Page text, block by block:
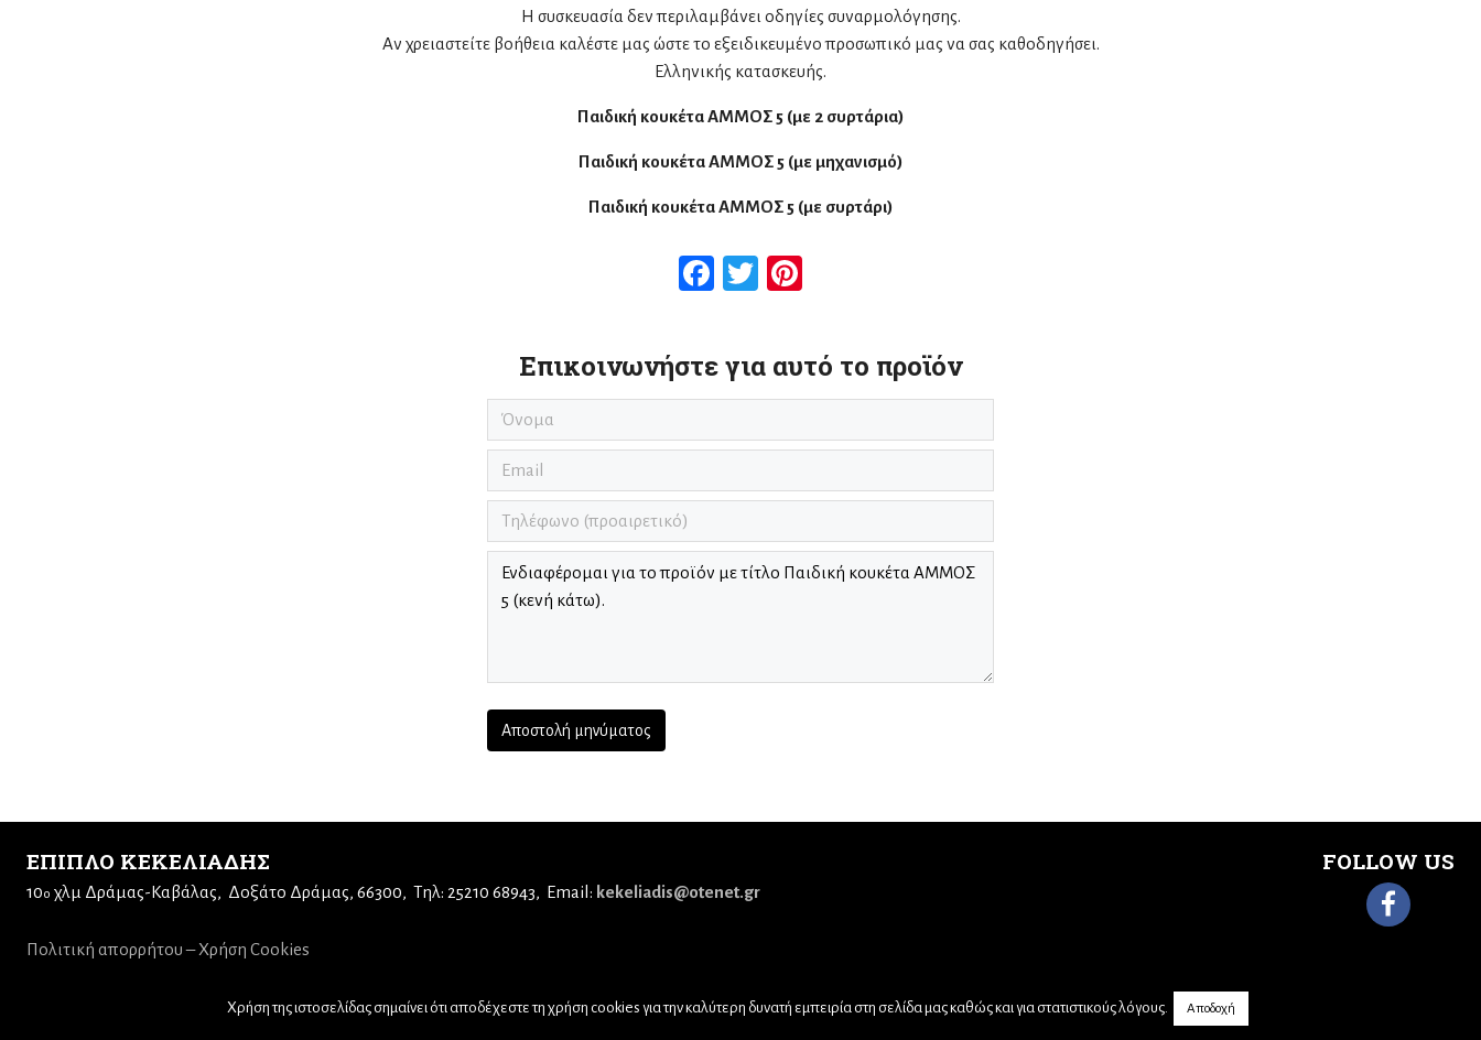
Η συσκευασία δεν περιλαμβάνει οδηγίες συναρμολόγησης.
Αν χρειαστείτε βοήθεια καλέστε μας ώστε το εξειδικευμένο προσωπικό μας να σας καθοδηγήσει.
Ελληνικής κατασκευής.
Παιδική κουκέτα ΑΜΜΟΣ 5 (με 2 συρτάρια)
Παιδική κουκέτα ΑΜΜΟΣ 5 (με μηχανισμό)
Παιδική κουκέτα ΑΜΜΟΣ 5 (με συρτάρι)
Facebook
Twitter
Επικοινωνήστε για αυτό το προϊόν
ΕΠΙΠΛΟ ΚΕΚΕΛΙΑΔΗΣ
10ο χλμ Δράμας-Καβάλας Δοξάτο Δράμας, 66300 Τηλ: 25210 68943 Email: kekeliadis@otenet.gr
FOLLOW US
Πολιτική απορρήτου – Χρήση Cookies
© 2019,Nick Sotiriadis
Χρήση της ιστοσελίδας σημαίνει ότι αποδέχεστε τη χρήση cookies για την καλύτερη δυνατή εμπειρία στη σελίδα μας καθώς και για στατιστικούς λόγους. Αποδοχή